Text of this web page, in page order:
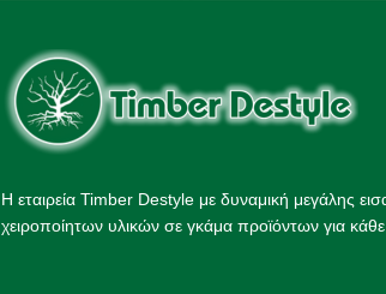
Η εταιρεία Timber Destyle με δυναμική μεγάλης
χειροποίητων υλικών σε γκάμα προϊόντων για κάθε